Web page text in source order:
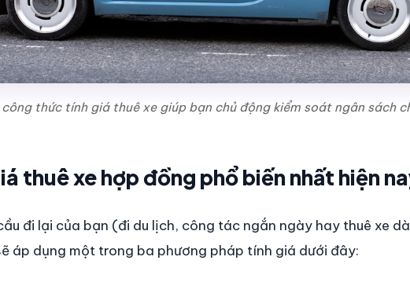
công thức tính giá thuê xe giúp bạn chủ động kiểm soát ngân sách
thuê xe hợp đồng phổ biến nhất hiện
đi lại của bạn (đi du lịch, công tác ngắn ngày hay thuê xe
áp dụng một trong ba phương pháp tính giá dưới đây: